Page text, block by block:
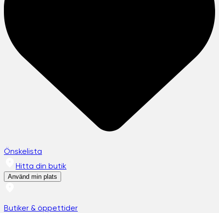
Önskelista
Hitta din butik
Använd min plats
Butiker & öppettider